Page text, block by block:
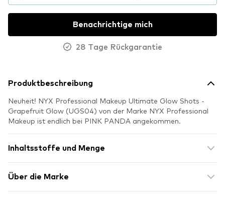
Benachrichtige mich
28 Tage Rückgarantie
Produktbeschreibung
Neuheit! NYX Professional Makeup Ultimate Glow Shots -
Grapefruit Glow (UGS04) von der Marke NYX Professional
Makeup ist endlich bei PINK PANDA angekommen.
Inhaltsstoffe und Menge
Über die Marke